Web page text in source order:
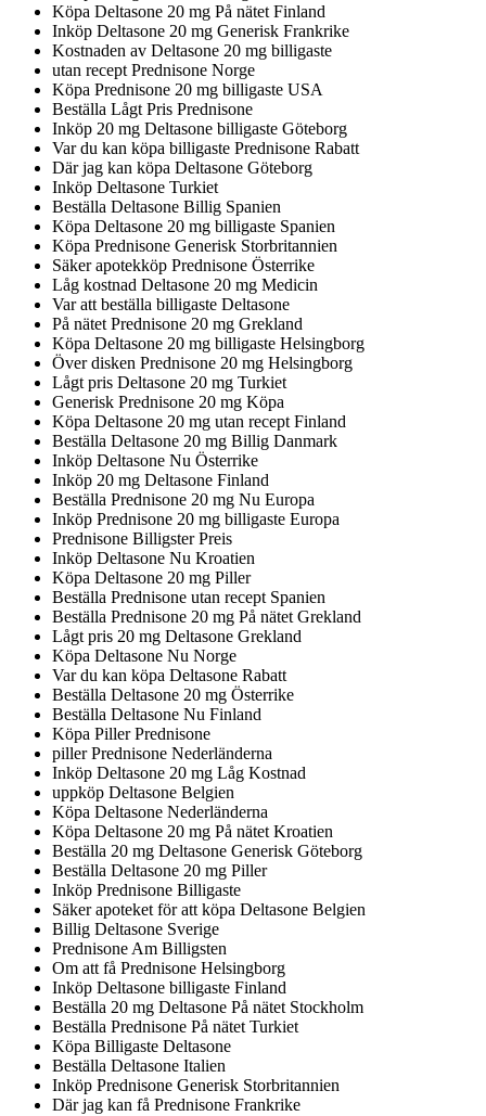
Köpa Deltasone 20 mg På nätet Finland
Inköp Deltasone 20 mg Generisk Frankrike
Kostnaden av Deltasone 20 mg billigaste
utan recept Prednisone Norge
Köpa Prednisone 20 mg billigaste USA
Beställa Lågt Pris Prednisone
Inköp 20 mg Deltasone billigaste Göteborg
Var du kan köpa billigaste Prednisone Rabatt
Där jag kan köpa Deltasone Göteborg
Inköp Deltasone Turkiet
Beställa Deltasone Billig Spanien
Köpa Deltasone 20 mg billigaste Spanien
Köpa Prednisone Generisk Storbritannien
Säker apotekköp Prednisone Österrike
Låg kostnad Deltasone 20 mg Medicin
Var att beställa billigaste Deltasone
På nätet Prednisone 20 mg Grekland
Köpa Deltasone 20 mg billigaste Helsingborg
Över disken Prednisone 20 mg Helsingborg
Lågt pris Deltasone 20 mg Turkiet
Generisk Prednisone 20 mg Köpa
Köpa Deltasone 20 mg utan recept Finland
Beställa Deltasone 20 mg Billig Danmark
Inköp Deltasone Nu Österrike
Inköp 20 mg Deltasone Finland
Beställa Prednisone 20 mg Nu Europa
Inköp Prednisone 20 mg billigaste Europa
Prednisone Billigster Preis
Inköp Deltasone Nu Kroatien
Köpa Deltasone 20 mg Piller
Beställa Prednisone utan recept Spanien
Beställa Prednisone 20 mg På nätet Grekland
Lågt pris 20 mg Deltasone Grekland
Köpa Deltasone Nu Norge
Var du kan köpa Deltasone Rabatt
Beställa Deltasone 20 mg Österrike
Beställa Deltasone Nu Finland
Köpa Piller Prednisone
piller Prednisone Nederländerna
Inköp Deltasone 20 mg Låg Kostnad
uppköp Deltasone Belgien
Köpa Deltasone Nederländerna
Köpa Deltasone 20 mg På nätet Kroatien
Beställa 20 mg Deltasone Generisk Göteborg
Beställa Deltasone 20 mg Piller
Inköp Prednisone Billigaste
Säker apoteket för att köpa Deltasone Belgien
Billig Deltasone Sverige
Prednisone Am Billigsten
Om att få Prednisone Helsingborg
Inköp Deltasone billigaste Finland
Beställa 20 mg Deltasone På nätet Stockholm
Beställa Prednisone På nätet Turkiet
Köpa Billigaste Deltasone
Beställa Deltasone Italien
Inköp Prednisone Generisk Storbritannien
Där jag kan få Prednisone Frankrike